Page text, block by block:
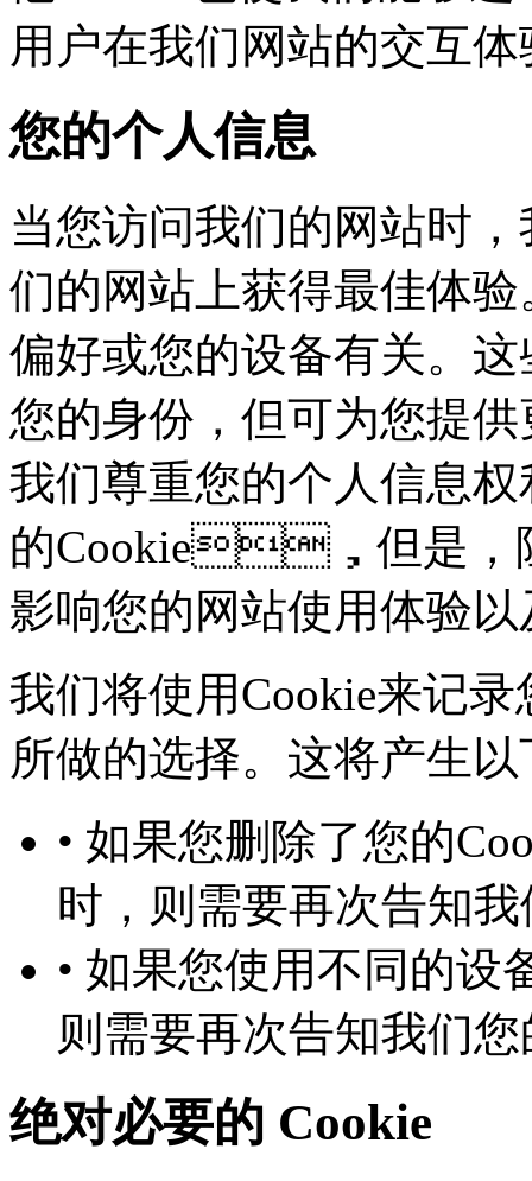
用户在我们网站的交互体
您的个人信息
当您访问我们的网站时
们的网站上获得最佳体验
偏好或您的设备有关。
您的身份，但可为您
我们尊重您的个人信息权
的Cookie，但是
影响您的网站使用体验
我们将使用Cookie来记
所做的选择。这将产生以
• 如果您删除了您的
时，则需要再次告知
• 如果您使用不同的设
则需要再次告知我们
绝对必要的 Cookie